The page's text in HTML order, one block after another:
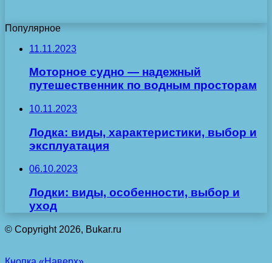
Популярное
11.11.2023
Моторное судно — надежный
путешественник по водным просторам
10.11.2023
Лодка: виды, характеристики, выбор и
эксплуатация
06.10.2023
Лодки: виды, особенности, выбор и
уход
© Copyright 2026, Bukar.ru